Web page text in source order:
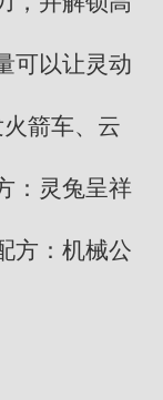
可以让灵动
箭车、云
：灵兔呈祥
方：机械公